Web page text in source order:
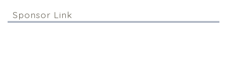
Sponsor Link